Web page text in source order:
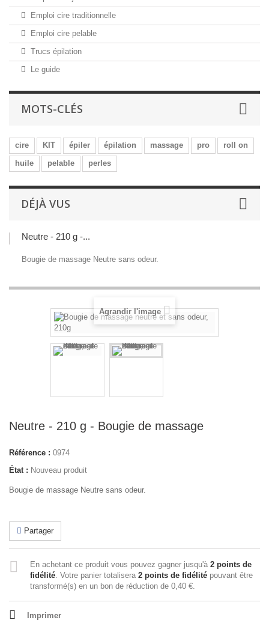
Emploi cire traditionnelle
Emploi cire pelable
Trucs épilation
Le guide
MOTS-CLÉS
cire KIT épiler épilation massage pro
roll on
huile
pelable perles
DÉJÀ VUS
Neutre - 210 g -...
Bougie de massage Neutre sans odeur.
Agrandir l'image
Neutre - 210 g - Bougie de massage
Référence : 0974
État : Nouveau produit
Bougie de massage Neutre sans odeur.
Partager
En achetant ce produit vous pouvez gagner jusqu'à 2 points de
fidélité. Votre panier totalisera 2 points de fidélité pouvant être
transformé(s) en un bon de réduction de 0,40 €.
Imprimer